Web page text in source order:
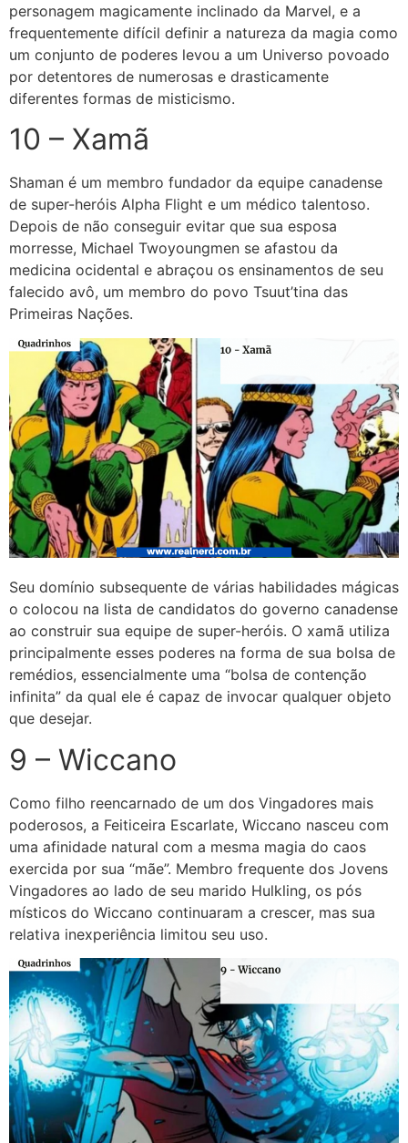
personagem magicamente inclinado da Marvel, e a
frequentemente difícil definir a natureza da magia como
um conjunto de poderes levou a um Universo povoado
por detentores de numerosas e drasticamente
diferentes formas de misticismo.
10 – Xamã
Shaman é um membro fundador da equipe canadense
de super-heróis Alpha Flight e um médico talentoso.
Depois de não conseguir evitar que sua esposa
morresse, Michael Twoyoungmen se afastou da
medicina ocidental e abraçou os ensinamentos de seu
falecido avô, um membro do povo Tsuut’tina das
Primeiras Nações.
Seu domínio subsequente de várias habilidades mágicas
o colocou na lista de candidatos do governo canadense
ao construir sua equipe de super-heróis. O xamã utiliza
principalmente esses poderes na forma de sua bolsa de
remédios, essencialmente uma “bolsa de contenção
infinita” da qual ele é capaz de invocar qualquer objeto
que desejar.
9 – Wiccano
Como filho reencarnado de um dos Vingadores mais
poderosos, a Feiticeira Escarlate, Wiccano nasceu com
uma afinidade natural com a mesma magia do caos
exercida por sua “mãe”. Membro frequente dos Jovens
Vingadores ao lado de seu marido Hulkling, os pós
místicos do Wiccano continuaram a crescer, mas sua
relativa inexperiência limitou seu uso.